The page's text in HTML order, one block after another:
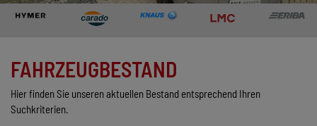
UNTERNEHMEN
FAHRZEUGBESTAND
Hier finden Sie unseren aktuellen Bestand entsprechend Ihren
Suchkriterien.